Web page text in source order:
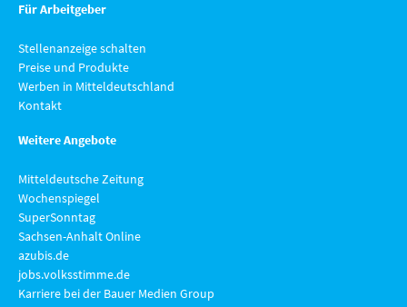
Für Arbeitgeber
Stellenanzeige schalten
Preise und Produkte
Werben in Mitteldeutschland
Kontakt
Weitere Angebote
Mitteldeutsche Zeitung
Wochenspiegel
SuperSonntag
Sachsen-Anhalt Online
azubis.de
jobs.volksstimme.de
Karriere bei der Bauer Medien Group